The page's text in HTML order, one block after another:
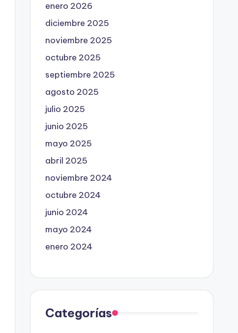
enero 2026
diciembre 2025
noviembre 2025
octubre 2025
septiembre 2025
agosto 2025
julio 2025
junio 2025
mayo 2025
abril 2025
noviembre 2024
octubre 2024
junio 2024
mayo 2024
enero 2024
Categorías